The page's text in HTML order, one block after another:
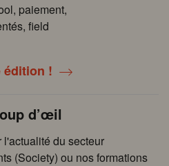
paiement,
field
édition !
d’œil
du secteur
(Society) ou nos formations